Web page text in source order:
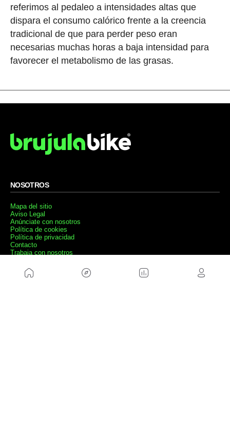
referimos al pedaleo a intensidades altas que
dispara el consumo calórico frente a la creencia
tradicional de que para perder peso eran
necesarias muchas horas a baja intensidad para
favorecer el metabolismo de las grasas.
NOSOTROS
Mapa del sitio
Aviso Legal
Anúnciate con nosotros
Política de cookies
Política de privacidad
Contacto
Trabaja con nosotros
WEBS AMIGAS